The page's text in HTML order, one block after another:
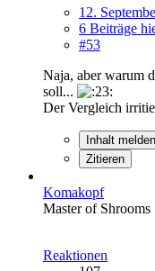
12.
6 Beiträge
#53
Naja, aber warum
soll...
Der Vergleich
Inhalt melden
Zitieren
Komakopf
Master of Shrooms
Reaktionen